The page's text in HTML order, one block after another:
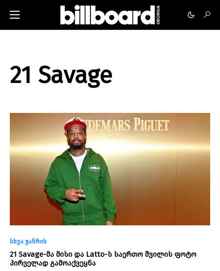
21 Savage
სხვა ჟანრის
21 Savage-მა მისი და Latto-ს საერთო შვილის ფოტო
პირველად გამოაქვეყნა